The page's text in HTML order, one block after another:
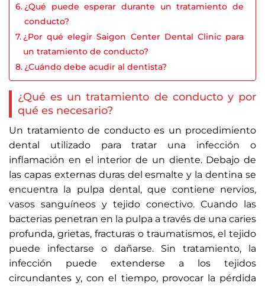
¿Qué puede esperar durante un tratamiento de
conducto?
¿Por qué elegir Saigon Center Dental Clinic para
un tratamiento de conducto?
¿Cuándo debe acudir al dentista?
¿Qué es un tratamiento de conducto y por
qué es necesario?
Un tratamiento de conducto es un procedimiento
dental utilizado para tratar una infección o
inflamación en el interior de un diente. Debajo de
las capas externas duras del esmalte y la dentina se
encuentra la pulpa dental, que contiene nervios,
vasos sanguíneos y tejido conectivo. Cuando las
bacterias penetran en la pulpa a través de una caries
profunda, grietas, fracturas o traumatismos, el tejido
puede infectarse o dañarse. Sin tratamiento, la
infección puede extenderse a los tejidos
circundantes y, con el tiempo, provocar la pérdida